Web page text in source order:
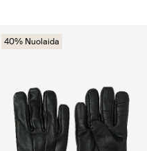
40% Nuolaida